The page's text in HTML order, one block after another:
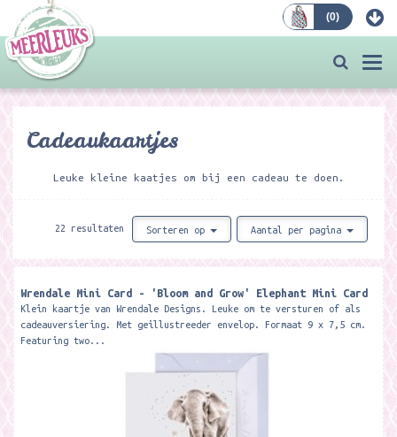
(0)
Cadeaukaartjes
Leuke kleine kaatjes om bij een cadeau te doen.
22 resultaten Sorteren op Aantal per pagina
Wrendale Mini Card - 'Bloom and Grow' Elephant Mini Card ​
Klein kaartje van Wrendale Designs. Leuke om te versturen of als
cadeauversiering. Met geillustreeder envelop. Formaat 9 x 7,5 cm.
Featuring two...